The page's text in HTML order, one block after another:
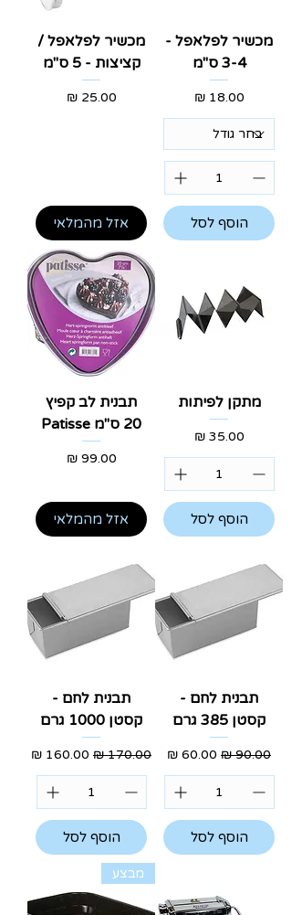
מכשיר לפלאפל -
3-4 ס"מ
מחיר
הוסף לסל
מכשיר לפלאפל /
קציצות - 5 ס"מ
מחיר
אזל מהמלאי
מתקן לפיתות
מחיר
הוסף לסל
תבנית לב קפיץ
20 ס"מ Patisse
מחיר
אזל מהמלאי
תבנית לחם -
קסטן 385 גרם
מחיר רגיל מחיר מבצע
הוסף לסל
תבנית לחם -
קסטן 1000 גרם
מחיר רגיל מחיר מבצע
הוסף לסל
מבצע